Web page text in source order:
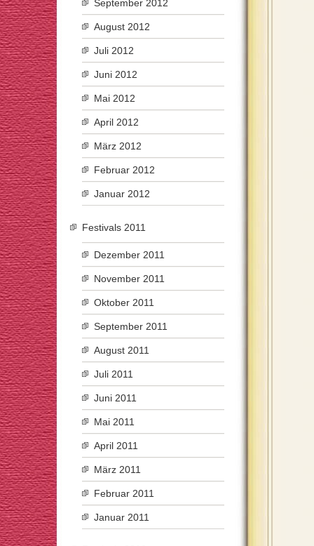
September 2012
August 2012
Juli 2012
Juni 2012
Mai 2012
April 2012
März 2012
Februar 2012
Januar 2012
Festivals 2011
Dezember 2011
November 2011
Oktober 2011
September 2011
August 2011
Juli 2011
Juni 2011
Mai 2011
April 2011
März 2011
Februar 2011
Januar 2011